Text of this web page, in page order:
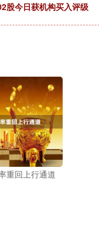
股今日获机构买入评级
重回上行通道